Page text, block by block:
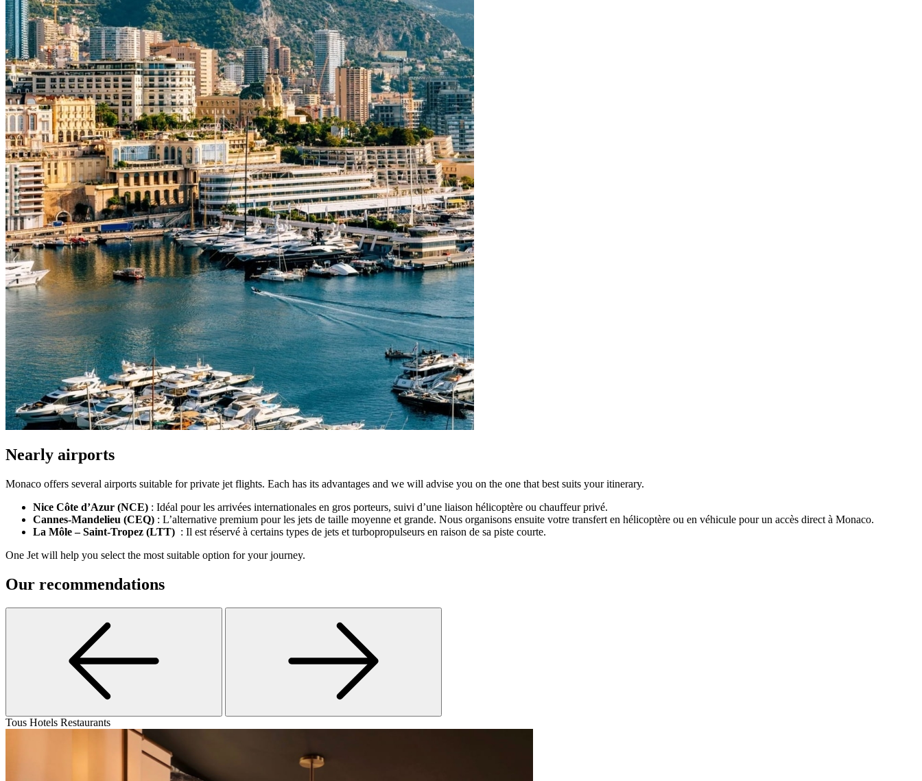
Nearly airports
Monaco offers several airports suitable for private jet flights. Each has its advantages and we will advise you on the one that best suits your itinerary.
Nice Côte d’Azur (NCE) : Idéal pour les arrivées internationales en gros porteurs, suivi d’une liaison hélicoptère ou chauffeur privé.
Cannes-Mandelieu (CEQ) : L’alternative premium pour les jets de taille moyenne et grande. Nous organisons ensuite votre transfert en hélicoptère ou en véhicule pour un accès direct à Monaco.
La Môle – Saint-Tropez (LTT) : Il est réservé à certains types de jets et turbopropulseurs en raison de sa piste courte.
One Jet will help you select the most suitable option for your journey.
Our recommendations
Tous Hotels Restaurants